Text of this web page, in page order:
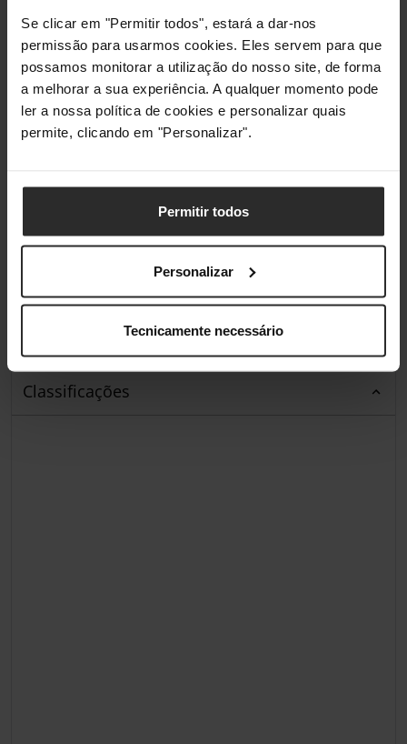
Se clicar em "Permitir todos", estará a dar-nos
permissão para usarmos cookies. Eles servem para que
possamos monitorar a utilização do nosso site, de forma
a melhorar a sua experiência. A qualquer momento pode
ler a nossa política de cookies e personalizar quais
permite, clicando em "Personalizar".
Permitir todos
Personalizar
Tecnicamente necessário
Ecrã
Tamanho do Ecrã em
Polegadas
55 "
Resolução do Ecrã UHD (3,840 x 2,160 pixels)
Refresh Rate do ecrã 60 Hz
Profundidade da Cor
máx. 16,7 milhões de cores
Classificações